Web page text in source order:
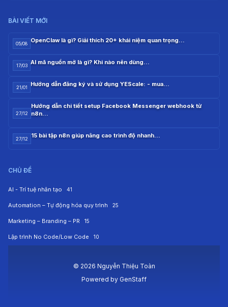
BÀI VIẾT MỚI
05/08 OpenClaw là gì? Giải thích 20+ khái niệm quan trọng…
17/03 AI mã nguồn mở là gì? Khi nào nên dùng…
21/01 Hướng dẫn đăng ký và sử dụng YEScale: - mua…
27/12
Hướng dẫn chi tiết setup Facebook Messenger webhook từ
n8n…
27/12 15 bài tập n8n giúp nâng cao trình độ nhanh…
CHỦ ĐỀ
AI - Trí tuệ nhân tạo 41
Automation – Tự động hóa quy trình 25
Marketing – Branding – PR 15
Lập trình No Code/Low Code 10
© 2026 Nguyễn Thiệu Toàn
Powered by GenStaff